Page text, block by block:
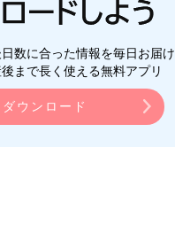
数に合った情報を毎日お届け
まで長く使える無料アプリ
ダウンロード